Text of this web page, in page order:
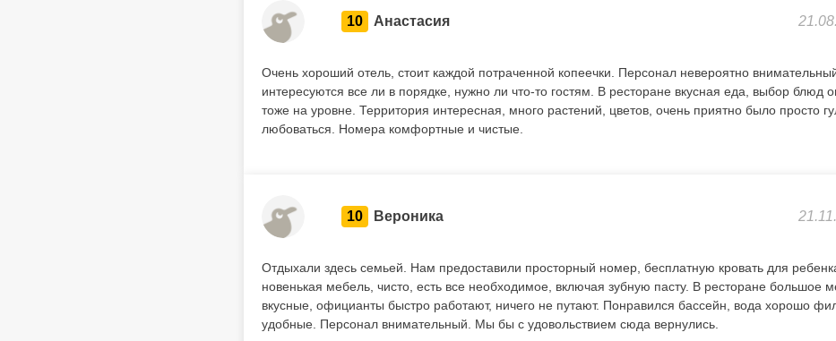
10 Анастасия
Очень хороший отель, стоит каждой потраченной копеечки. Персонал невероятно
интересуются все ли в порядке, нужно ли что-то гостям. В ресторане вкусная еда, выбор блюд
тоже на уровне. Территория интересная, много растений, цветов, очень приятно было просто
любоваться. Номера комфортные и чистые.
10 Вероника
Отдыхали здесь семьей. Нам предоставили просторный номер, бесплатную кровать для
новенькая мебель, чисто, есть все необходимое, включая зубную пасту. В ресторане большое
вкусные, официанты быстро работают, ничего не путают. Понравился бассейн, вода хорошо
удобные. Персонал внимательный. Мы бы с удовольствием сюда вернулись.